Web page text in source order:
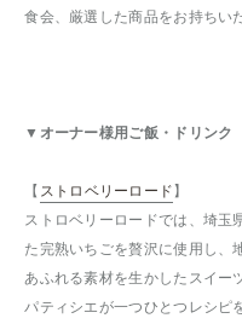
食会、厳選した商品をお持ちい
▼オーナー様用ご飯・ドリンク
【 ストロベリーロード】
ストロベリーロードでは、埼玉
た完熟いちごを贅沢に使用し、
あふれる素材を生かしたスイー
パティシエが一つひとつレシピ